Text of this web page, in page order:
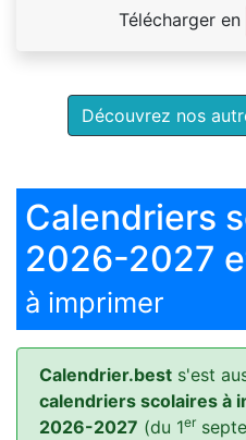
Télécharger en
Découvrez nos
Calendriers
2026-2027
à imprimer
Calendrier.best s'est
calendriers scolaires à
2026-2027 (du 1er